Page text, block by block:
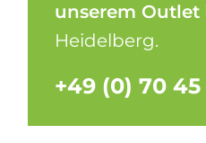
unserem Outlet
Heidelberg.
+49 (0) 70